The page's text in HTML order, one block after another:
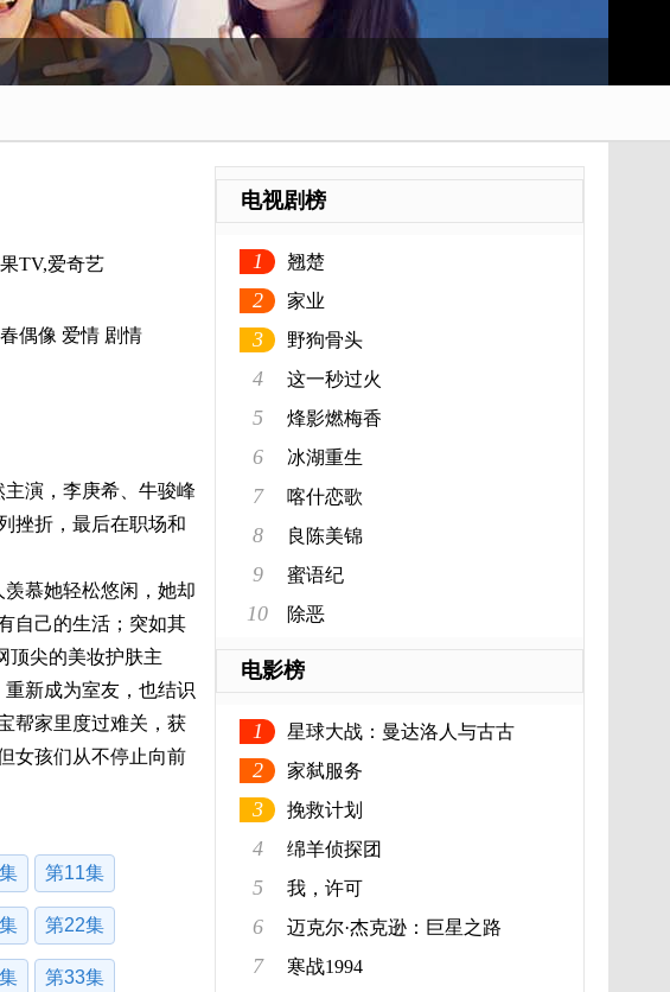
TV,爱奇艺
偶像 爱情 剧情
演，李庚希、牛骏峰
挫折，最后在职场和
慕她轻松悠闲，她却
自己的生活；突如其
顶尖的美妆护肤主
新成为室友，也结识
帮家里度过难关，获
女孩们从不停止向前
第11集
第22集
第33集
电视剧榜
1 翘楚
2 家业
3 野狗骨头
4 这一秒过火
5 烽影燃梅香
6 冰湖重生
7 喀什恋歌
8 良陈美锦
9 蜜语纪
10 除恶
电影榜
1 星球大战：曼达洛人与古古
2 家弑服务
3 挽救计划
4 绵羊侦探团
5 我，许可
6 迈克尔·杰克逊：巨星之路
7 寒战1994